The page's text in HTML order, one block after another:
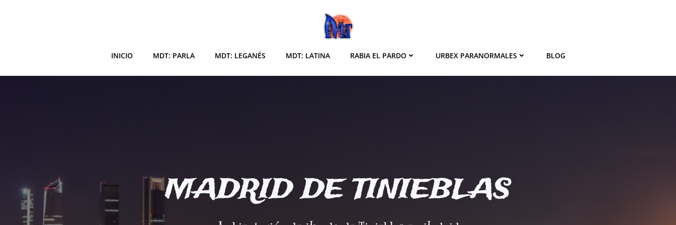
INICIO MDT: PARLA MDT: LEGANÉS MDT: LATINA RABIA EL PARDO URBEX PARANORMALES BLOG
MADRID DE TINIEBLAS